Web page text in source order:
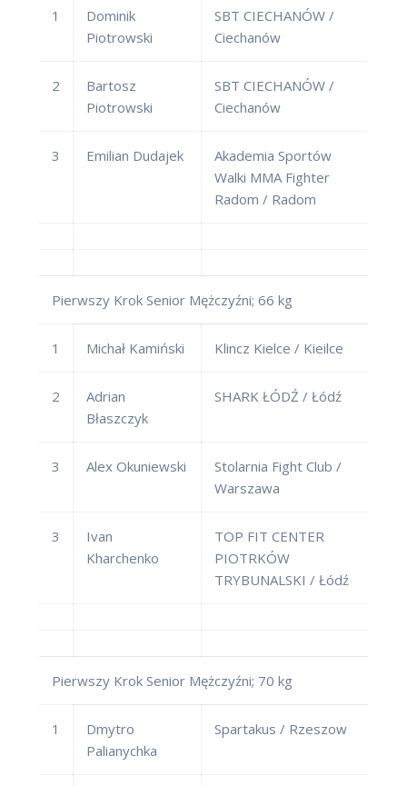
1
Dominik
Piotrowski
SBT CIECHANÓW /
Ciechanów
2
Bartosz
Piotrowski
SBT CIECHANÓW /
Ciechanów
3 Emilian Dudajek
Akademia Sportów
Walki MMA Fighter
Radom / Radom
Pierwszy Krok Senior Mężczyźni; 66 kg
1 Michał Kamiński Klincz Kielce / Kieilce
2
Adrian
Błaszczyk
SHARK ŁÓDŹ / Łódź
3 Alex Okuniewski
Stolarnia Fight Club /
Warszawa
3
Ivan
Kharchenko
TOP FIT CENTER
PIOTRKÓW
TRYBUNALSKI / Łódź
Pierwszy Krok Senior Mężczyźni; 70 kg
1
Dmytro
Palianychka
Spartakus / Rzeszow